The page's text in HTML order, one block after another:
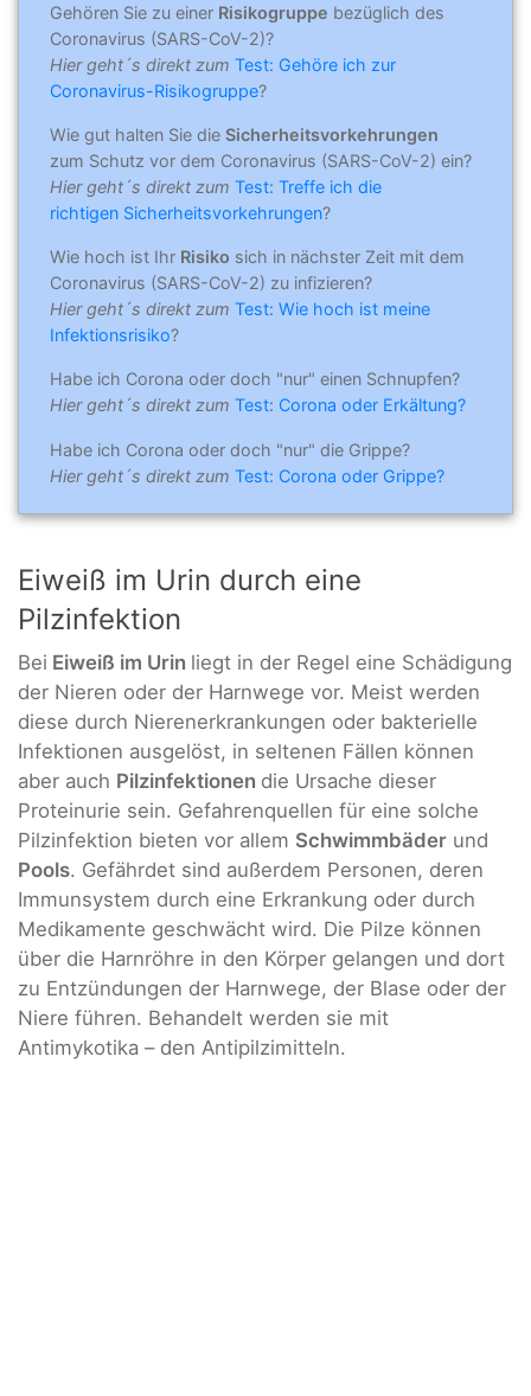
Gehören Sie zu einer Risikogruppe bezüglich des
Coronavirus (SARS-CoV-2)?
Hier geht´s direkt zum Test: Gehöre ich zur
Coronavirus-Risikogruppe?
Wie gut halten Sie die Sicherheitsvorkehrungen
zum Schutz vor dem Coronavirus (SARS-CoV-2) ein?
Hier geht´s direkt zum Test: Treffe ich die
richtigen Sicherheitsvorkehrungen?
Wie hoch ist Ihr Risiko sich in nächster Zeit mit dem
Coronavirus (SARS-CoV-2) zu infizieren?
Hier geht´s direkt zum Test: Wie hoch ist meine
Infektionsrisiko?
Habe ich Corona oder doch "nur" einen Schnupfen?
Hier geht´s direkt zum Test: Corona oder Erkältung?
Habe ich Corona oder doch "nur" die Grippe?
Hier geht´s direkt zum Test: Corona oder Grippe?
Eiweiß im Urin durch eine
Pilzinfektion
Bei Eiweiß im Urin liegt in der Regel eine Schädigung
der Nieren oder der Harnwege vor. Meist werden
diese durch Nierenerkrankungen oder bakterielle
Infektionen ausgelöst, in seltenen Fällen können
aber auch Pilzinfektionen die Ursache dieser
Proteinurie sein. Gefahrenquellen für eine solche
Pilzinfektion bieten vor allem Schwimmbäder und
Pools. Gefährdet sind außerdem Personen, deren
Immunsystem durch eine Erkrankung oder durch
Medikamente geschwächt wird. Die Pilze können
über die Harnröhre in den Körper gelangen und dort
zu Entzündungen der Harnwege, der Blase oder der
Niere führen. Behandelt werden sie mit
Antimykotika – den Antipilzimitteln.